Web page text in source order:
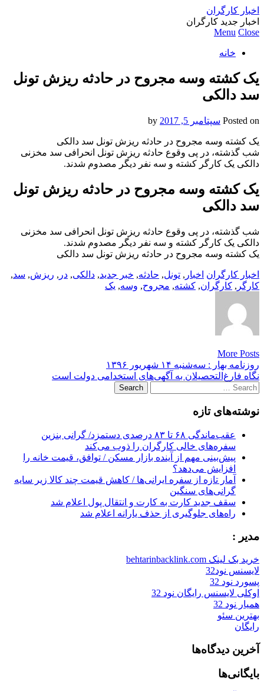
اخبار کارگران
اخبار جدید کارگران
Menu Close
خانه
یک کشته وسه مجروح در حادثه ریزش تونل
سد دالکی
Posted on سپتامبر 5, 2017
یک کشته وسه مجروح در حادثه ریزش تونل سد دالکی
شب گذشته، در پی وقوع حادثه ریزش تونل انحرافی سد مخزنی
دالکی یک کارگر کشته و سه نفر دیگر مصدوم شدند.
یک کشته وسه مجروح در حادثه ریزش تونل
سد دالکی
شب گذشته، در پی وقوع حادثه ریزش تونل انحرافی سد مخزنی
دالکی یک کارگر کشته و سه نفر دیگر مصدوم شدند.
یک کشته وسه مجروح در حادثه ریزش تونل سد دالکی
اخبار کارگران اخبار , تونل, حادثه, خبر جدید, دالکی, در , ریزش, سد,
کارگر , کارگران, کشته, مجروح, وسه, یک
More Posts
Post
navigation
روزنامه بهار : سه‌شنبه ۱۴ شهريور ۱۳۹۶
نگاه فارغ‌التحصیلان به آگهی‌های استخدامی دولت است
Search
for:
نوشته‌های تازه
عقب‌ماندگی ۶۸ تا ۸۳ درصدی دستمزد/ گرانی بنزین
سفره‌های خالی کارگران را ذوب می‌کند
پیش‌بینی مهم از آینده بازار مسکن / توافق، قیمت خانه را
افزایش می‌دهد؟
آمار تازه از سفره ایرانی‌ها / کاهش قیمت چند کالا زیر سایه
گرانی‌های سنگین
سقف جدید کارت به کارت و انتقال پول اعلام شد
راه‌های جلوگیری از حذف یارانه اعلام شد
مدیر :
خرید بک لینک behtarinbacklink.com
لایسنس نود32
پسورد نود 32
اوکلی لایسنس رایگان نود 32
همیار نود 32
بهترین سئو
رایگان
آخرین دیدگاه‌ها
بایگانی‌ها